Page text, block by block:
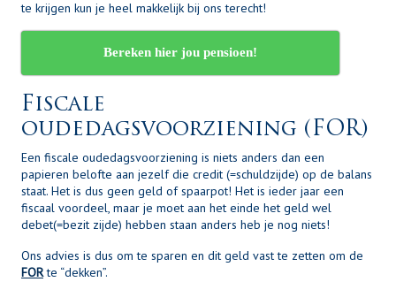
te krijgen kun je heel makkelijk bij ons terecht!
Bereken hier jou pensioen!
Fiscale
oudedagsvoorziening (FOR)
Een fiscale oudedagsvoorziening is niets anders dan een
papieren belofte aan jezelf die credit (=schuldzijde) op de balans
staat. Het is dus geen geld of spaarpot! Het is ieder jaar een
fiscaal voordeel, maar je moet aan het einde het geld wel
debet(=bezit zijde) hebben staan anders heb je nog niets!
Ons advies is dus om te sparen en dit geld vast te zetten om de
FORte “dekken”.